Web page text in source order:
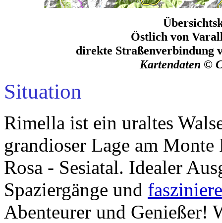
Östlich von
direkte Straßenverbindung
Kartendaten ©
Situation
Rimella ist ein uraltes
grandioser Lage am
Rosa - Sesiatal. Idealer
Spaziergänge und
Abenteurer und Genießer!